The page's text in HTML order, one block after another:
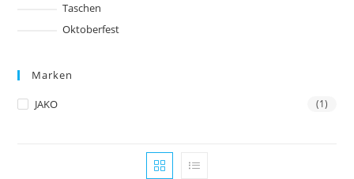
Taschen
Oktoberfest
Marken
JAKO (1)